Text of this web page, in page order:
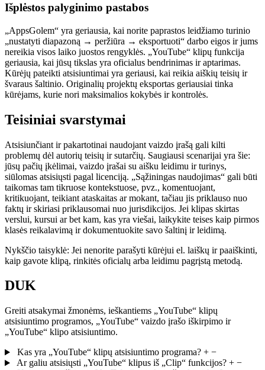
Išplėstos palyginimo pastabos
„AppsGolem“ yra geriausia, kai norite paprastos leidžiamo turinio
„nustatyti diapazoną → peržiūra → eksportuoti“ darbo eigos ir jums
nereikia visos laiko juostos rengyklės. „YouTube“ klipų funkcija
geriausia, kai jūsų tikslas yra oficialus bendrinimas ir aptarimas.
Kūrėjų pateikti atsisiuntimai yra geriausi, kai reikia aiškių teisių ir
švaraus šaltinio. Originalių projektų eksportas geriausiai tinka
kūrėjams, kurie nori maksimalios kokybės ir kontrolės.
Teisiniai svarstymai
Atsisiunčiant ir pakartotinai naudojant vaizdo įrašą gali kilti
problemų dėl autorių teisių ir sutarčių. Saugiausi scenarijai yra šie:
jūsų pačių įkėlimai, vaizdo įrašai su aišku leidimu ir turinys,
siūlomas atsisiųsti pagal licenciją. „Sąžiningas naudojimas“ gali būti
taikomas tam tikruose kontekstuose, pvz., komentuojant,
kritikuojant, teikiant ataskaitas ar mokant, tačiau jis priklauso nuo
faktų ir skiriasi priklausomai nuo jurisdikcijos. Jei klipas skirtas
verslui, kursui ar bet kam, kas yra viešai, laikykite teises kaip pirmos
klasės reikalavimą ir dokumentuokite savo šaltinį ir leidimą.
Nykščio taisyklė: Jei nenorite parašyti kūrėjui el. laiškų ir paaiškinti,
kaip gavote klipą, rinkitės oficialų arba leidimu pagrįstą metodą.
DUK
Greiti atsakymai žmonėms, ieškantiems „YouTube“ klipų
atsisiuntimo programos, „YouTube“ vaizdo įrašo iškirpimo ir
„YouTube“ klipo atsisiuntimo.
Kas yra „YouTube“ klipų atsisiuntimo programa? + −
Ar galiu atsisiųsti „YouTube“ klipus iš „Clip“ funkcijos? + −